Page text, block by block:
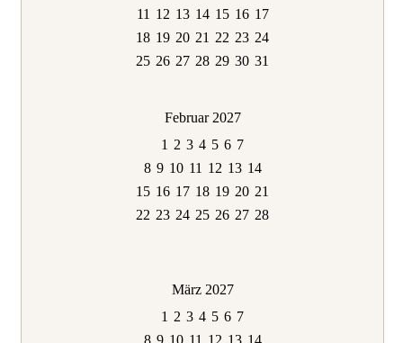
11 12 13 14 15 16 17
18 19 20 21 22 23 24
25 26 27 28 29 30 31
Februar 2027
1 2 3 4 5 6 7
8 9 10 11 12 13 14
15 16 17 18 19 20 21
22 23 24 25 26 27 28
März 2027
1 2 3 4 5 6 7